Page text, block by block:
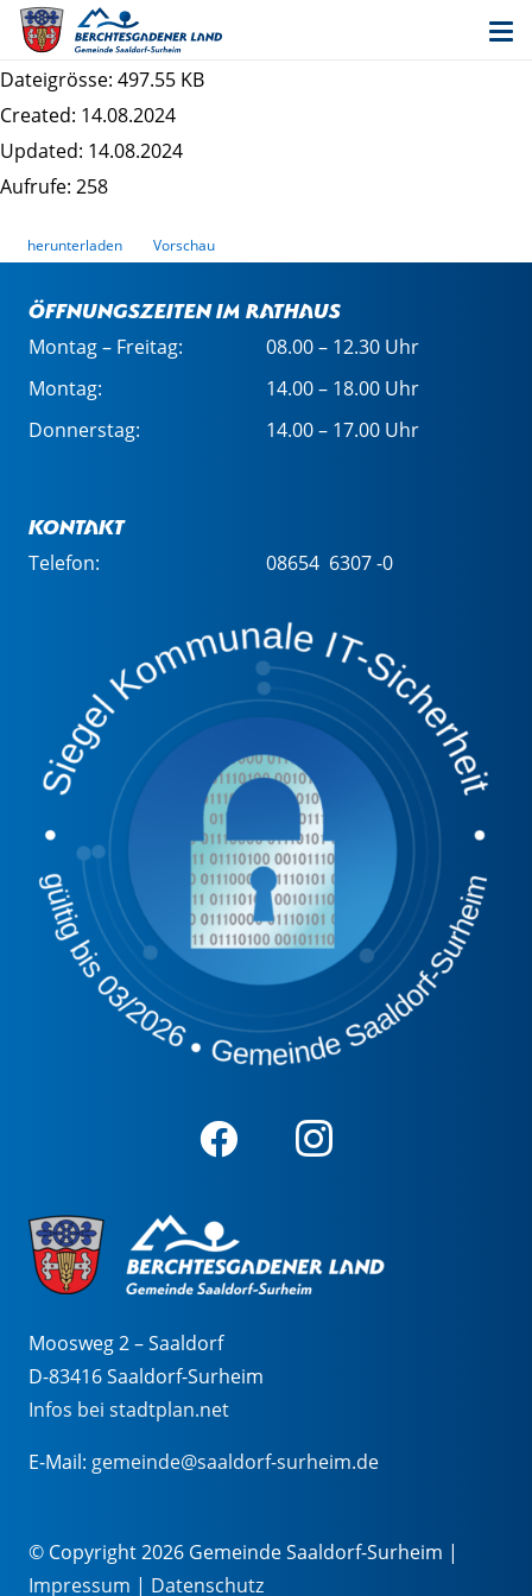
Entwurf Bebauungsplan Saaldorf West -
Planzeichnung
Dateigrösse: 497.55 KB
Created: 14.08.2024
Updated: 14.08.2024
Aufrufe: 258
herunterladen Vorschau
Öffnungszeiten im Rathaus
Montag – Freitag:
08.00 – 12.30 Uhr
Montag:
14.00 – 18.00 Uhr
Donnerstag:
14.00 – 17.00 Uhr
Kontakt
Telefon: 08654 6307 -0
Moosweg 2 – Saaldorf
D-83416 Saaldorf-Surheim
Infos bei stadtplan.net
E-Mail: gemeinde@saaldorf-surheim.de
© Copyright 2026 Gemeinde Saaldorf-Surheim |
Impressum | Datenschutz